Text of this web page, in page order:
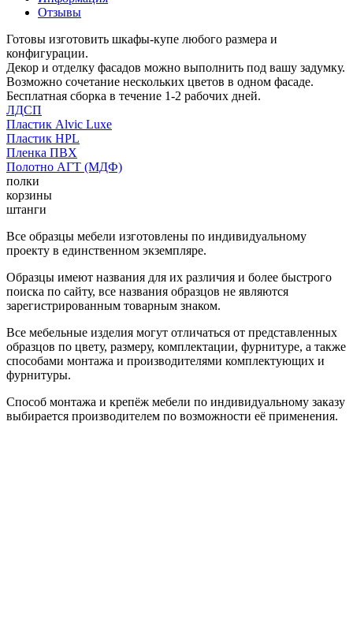
Отзывы
Готовы изготовить шкафы-купе любого размера и
конфигурации.
Декор и отделку фасадов можно выполнить под вашу задумку.
Возможно сочетание нескольких цветов в одном фасаде.
Бесплатная сборка в течение 1-2 рабочих дней.
ЛДСП
Пластик Alvic Luxe
Пластик HPL
Пленка ПВХ
Полотно АГТ (МДФ)
полки
корзины
штанги
Все образцы мебели изготовлены по индивидуальному
проекту в единственном экземпляре.
Образцы имеют названия для их различия и более быстрого
поиска по сайту, все названия образцов не являются
зарегистрированным товарным знаком.
Все мебельные изделия могут отличаться от представленных
образцов по цвету, размеру, комплектации, фурнитуре, а также
способами монтажа и производителями комплектующих и
фурнитуры.
Способ монтажа и крепёж мебели по индивидуальному заказу
выбирается производителем по возможности её применения.